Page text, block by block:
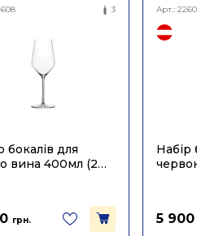
3
бокалів для
вина 400мл (2шт
грн.
Арт.:
Набір
5 900